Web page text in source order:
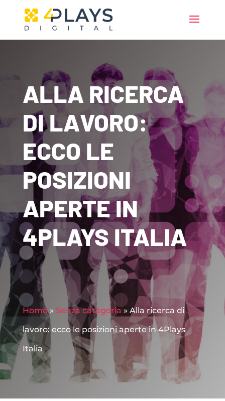
ALLA RICERCA
DI LAVORO:
ECCO LE
POSIZIONI
APERTE IN
4PLAYS ITALIA
Home» Senza categoria » Alla ricerca di
lavoro: ecco le posizioni aperte in 4Plays
Italia